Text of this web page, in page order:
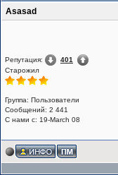
Asasad
Репутация:
401
Старожил
Группа: Пользователи
Сообщений: 2 441
С нами с: 19-March 08